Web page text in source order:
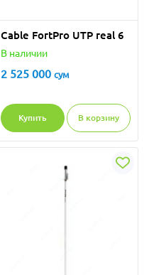
Cable FortPro UTP real 6
В наличии
2 525 000 сум
Купить В корзину